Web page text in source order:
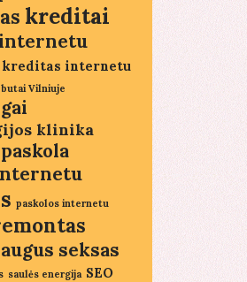
kreditai
kreditas internetu
Vilniuje
klinika
paskola
paskolos internetu
seksas
saulės energija SEO